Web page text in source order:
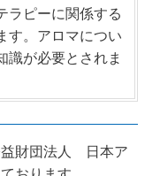
ラピーに関係する
す。アロマについ
識が必要とされま
益財団法人 日本ア